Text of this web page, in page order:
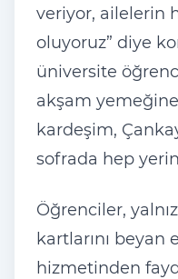
veriyor, ailelerin
oluyoruz” diye
üniversite
akşam
kardeşim,
sofrada hep
Öğrenciler,
kartlarını beyan
hizmetinden